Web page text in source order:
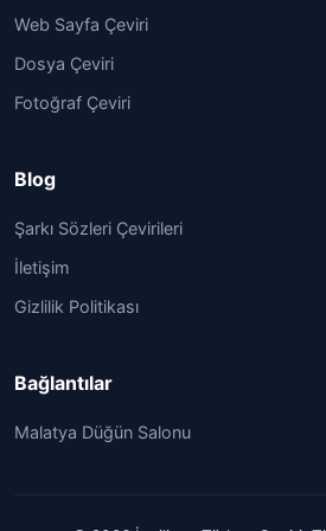
Web Sayfa Çeviri
Dosya Çeviri
Fotoğraf Çeviri
Blog
Şarkı Sözleri Çevirileri
İletişim
Gizlilik Politikası
Bağlantılar
Malatya Düğün Salonu